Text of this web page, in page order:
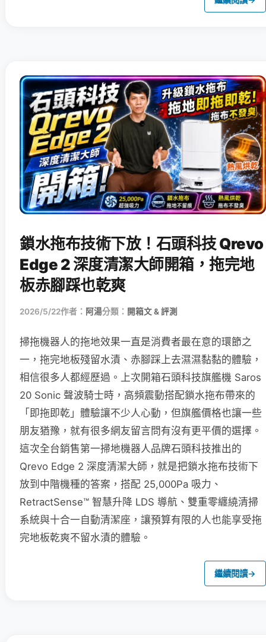
鎖水拖布技術下放！石頭科技 Qrevo
Edge 2 深度清潔大師開箱，拖完地
板赤腳踩也乾爽
2026/5/22作者： 阿湯分類： 開箱文 & 評測
掃拖機器人的拖地效果一直是消費者最在意的環節之
一，拖完地板殘留水漬、赤腳踩上去濕濕黏黏的體驗，
相信很多人都經歷過。上次開箱石頭科技旗艦機 Saros
20 Sonic 聲波騎士時，高頻震動搭配鎖水拖布帶來的
「即拖即乾」體驗讓不少人心動，但旗艦價格也讓一些
朋友猶豫，就有很多網友留言問有沒有更平價的選擇。
這次全台銷售第一掃地機器人品牌石頭科技推出的
Qrevo Edge 2 深度清潔大師，就是把鎖水拖布技術下
放到中階機種的答案，搭配 25,000Pa 吸力、
RetractSense™ 智慧升降 LDS 導航、雙重零纏繞清掃
系統與十合一自動清潔座，讓預算有限的人也能享受拖
完地板乾爽不留水漬的體驗。
繼續閱讀→